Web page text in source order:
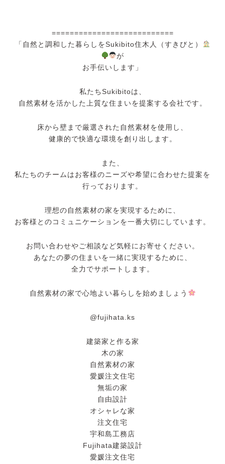
===========================
「自然と調和した暮らしをSukibito住木人（すきびと）
が
お手伝いします」
私たちSukibitoは、
自然素材を活かした上質な住まいを提案する会社です。
床から壁まで厳選された自然素材を使用し、
健康的で快適な環境を創り出します。
また、
私たちのチームはお客様のニーズや希望に合わせた提案を
行っております。
理想の自然素材の家を実現するために、
お客様とのコミュニケーションを一番大切にしています。
お問い合わせやご相談など気軽にお寄せください。
あなたの夢の住まいを一緒に実現するために、
全力でサポートします。
自然素材の家で心地よい暮らしを始めましょう
@fujihata.ks
建築家と作る家
木の家
自然素材の家
愛媛注文住宅
無垢の家
自由設計
オシャレな家
注文住宅
宇和島工務店
Fujihata建築設計
愛媛注文住宅